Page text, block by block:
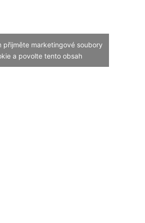
přijměte marketingové soubory
a povolte tento obsah